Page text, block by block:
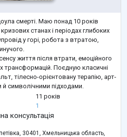
смерті. Маю понад 10 років
станах і періодах глибоких
у горі, робота з втратою,
життя після втрати, емоційного
трансформацій. Поєдную класичні
тілесно-орієнтовану терапію, арт-
символічними підходами.
собою — говорити, мовчати,
біл
11 років
1
консультація
30401, Хмельницька область,